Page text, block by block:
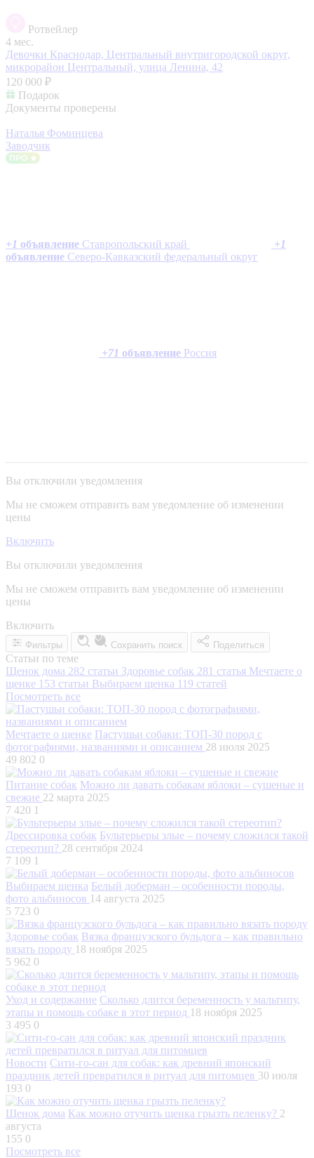
Ротвейлер
4 мес.
Девочки Краснодар, Центральный внутригородской округ,
микрорайон Центральный, улица Ленина, 42
120 000 ₽
Подарок
Документы проверены
Наталья Фоминцева
Заводчик
+1 объявление Ставропольский край +1
объявление Северо-Кавказский федеральный округ
+71 объявление Россия
Вы отключили уведомления
Мы не сможем отправить вам уведомление об изменении
цены
Включить
Вы отключили уведомления
Мы не сможем отправить вам уведомление об изменении
цены
Включить
Фильтры Сохранить поиск Поделиться
Статьи по теме
Щенок дома 282 статьи Здоровье собак 281 статья Мечтаете о
щенке 153 статьи Выбираем щенка 119 статей
Посмотреть все
Мечтаете о щенке Пастушьи собаки: ТОП-30 пород с
фотографиями, названиями и описанием 28 июля 2025
49 802 0
Питание собак Можно ли давать собакам яблоки – сушеные и
свежие 22 марта 2025
7 420 1
Дрессировка собак Бультерьеры злые – почему сложился такой
стереотип? 28 сентября 2024
7 109 1
Выбираем щенка Белый доберман – особенности породы,
фото альбиносов 14 августа 2025
5 723 0
Здоровье собак Вязка французского бульдога – как правильно
вязать породу 18 ноября 2025
5 962 0
Уход и содержание Сколько длится беременность у мальтипу,
этапы и помощь собаке в этот период 18 ноября 2025
3 495 0
Новости Сити-го-сан для собак: как древний японский
праздник детей превратился в ритуал для питомцев 30 июля
193 0
Щенок дома Как можно отучить щенка грызть пеленку? 2
августа
155 0
Посмотреть все